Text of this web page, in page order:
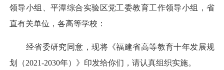
领导小组、平潭综合实验区党工委教育工作领导小组，省
直有关单位，各高等学校：
经省委研究同意，现将《福建省高等教育十年发展规
划（2021-2030年）》印发给你们，请认真组织实施。